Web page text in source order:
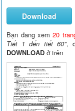
Download
Bạn đang xem20
Tiết 1 đến tiết 60",
DOWNLOAD ở trên